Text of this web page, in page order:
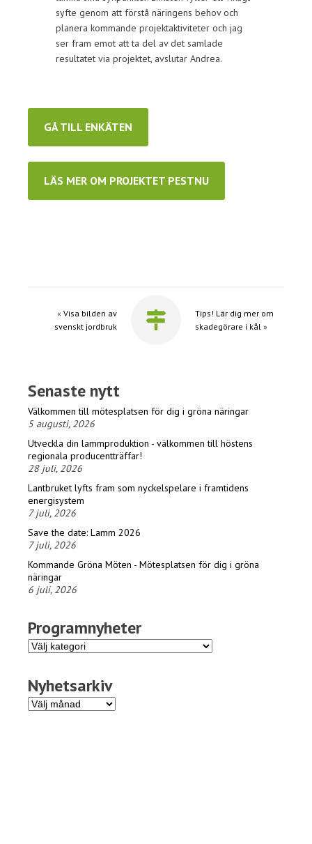
syfte genom att förstå näringens behov och
planera kommande projektaktiviteter och jag
ser fram emot att ta del av det samlade
resultatet via projektet, avslutar Andrea.
GÅ TILL ENKÄTEN
LÄS MER OM PROJEKTET PESTNU
« Visa bilden av
svenskt jordbruk
Tips! Lär dig mer om
skadegörare i kål »
Senaste nytt
Välkommen till mötesplatsen för dig i gröna näringar
5 augusti, 2026
Utveckla din lammproduktion - välkommen till höstens
regionala producentträffar!
28 juli, 2026
Lantbruket lyfts fram som nyckelspelare i framtidens
energisystem
7 juli, 2026
Save the date: Lamm 2026
7 juli, 2026
Kommande Gröna Möten - Mötesplatsen för dig i gröna
näringar
6 juli, 2026
Programnyheter
Programnyheter
Nyhetsarkiv
Nyhetsarkiv